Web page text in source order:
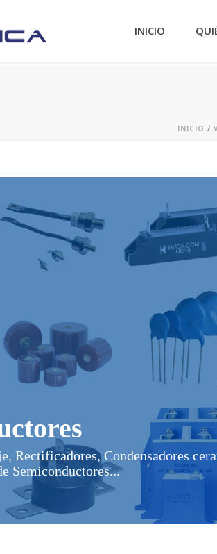
INICIO
INICIO /
Rectificadores, Condensadores
Semiconductores...